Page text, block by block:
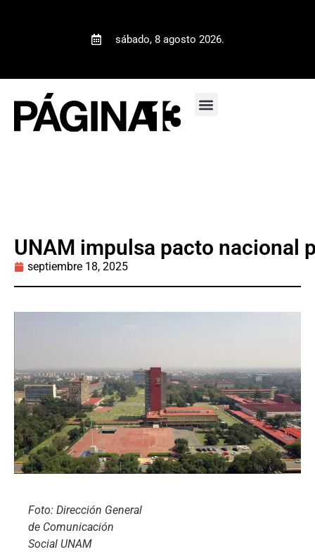
sábado, 8 agosto 2026.
UNAM impulsa pacto nacional
septiembre 18, 2025
Foto: Dirección General
de Comunicación
Social UNAM